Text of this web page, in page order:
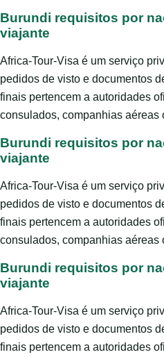
Burundi requisitos por
viajante
Africa-Tour-Visa é um serviço
pedidos de visto e documentos
finais pertencem a autoridades
consulados, companhias aéreas
Burundi requisitos por
viajante
Africa-Tour-Visa é um serviço
pedidos de visto e documentos
finais pertencem a autoridades
consulados, companhias aéreas
Burundi requisitos por
viajante
Africa-Tour-Visa é um serviço
pedidos de visto e documentos
finais pertencem a autoridades